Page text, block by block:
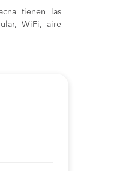
tienen las
WiFi, aire